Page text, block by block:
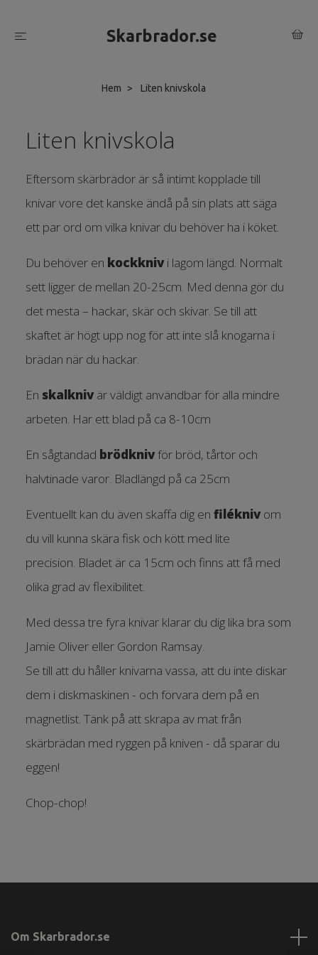
Skarbrador.se
Hem Liten knivskola
Liten knivskola
Eftersom skärbrädor är så intimt kopplade till
knivar vore det kanske ändå på sin plats att säga
ett par ord om vilka knivar du behöver ha i köket.
Du behöver en kockknivi lagom längd. Normalt
sett ligger de mellan 20-25cm. Med denna gör du
det mesta – hackar, skär och skivar. Se till att
skaftet är högt upp nog för att inte slå knogarna i
brädan när du hackar.
En skalknivär väldigt användbar för alla mindre
arbeten. Har ett blad på ca 8-10cm
En sågtandad brödknivför bröd, tårtor och
halvtinade varor. Bladlängd på ca 25cm
Eventuellt kan du även skaffa dig en filéknivom
du vill kunna skära fisk och kött med lite
precision. Bladet är ca 15cm och finns att få med
olika grad av flexibilitet.
Med dessa tre fyra knivar klarar du dig lika bra som
Jamie Oliver eller Gordon Ramsay.
Se till att du håller knivarna vassa, att du inte diskar
dem i diskmaskinen - och förvara dem på en
magnetlist. Tänk på att skrapa av mat från
skärbrädan med ryggen på kniven - då sparar du
eggen!
Chop-chop!
Om Skarbrador.se